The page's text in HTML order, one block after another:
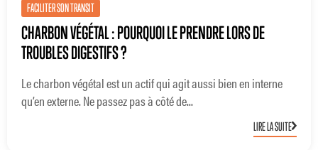
FACILITER SON TRANSIT
CHARBON VÉGÉTAL : POURQUOI LE PRENDRE LORS DE
TROUBLES DIGESTIFS ?
Le charbon végétal est un actif qui agit aussi bien en interne
qu’en externe. Ne passez pas à côté de...
LIRE LA SUITE